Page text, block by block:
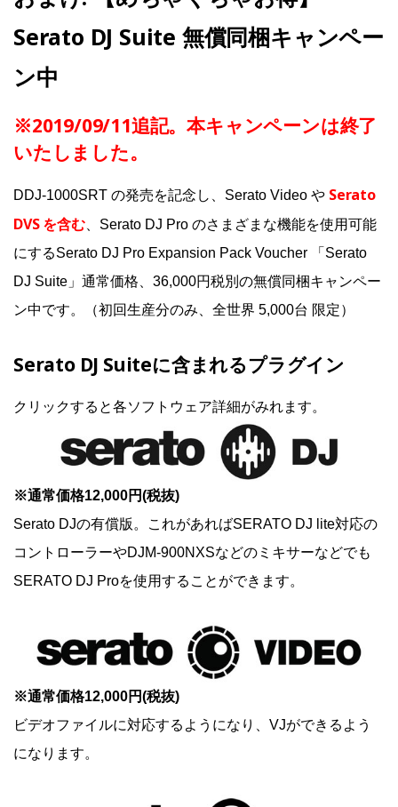
Serato DJ Suite 無償同梱キャンペー
ン中
※2019/09/11追記。本キャンペーンは終了
いたしました。
DDJ-1000SRT の発売を記念し、Serato Video や Serato
DVS を含む、Serato DJ Pro のさまざまな機能を使用可能
にするSerato DJ Pro Expansion Pack Voucher 「Serato
DJ Suite」通常価格、36,000円税別の無償同梱キャンペー
ン中です。（初回生産分のみ、全世界 5,000台 限定）
Serato DJ Suiteに含まれるプラグイン
クリックすると各ソフトウェア詳細がみれます。
※通常価格12,000円(税抜)
Serato DJの有償版。これがあればSERATO DJ lite対応の
コントローラーやDJM-900NXSなどのミキサーなどでも
SERATO DJ Proを使用することができます。
※通常価格12,000円(税抜)
ビデオファイルに対応するようになり、VJができるよう
になります。